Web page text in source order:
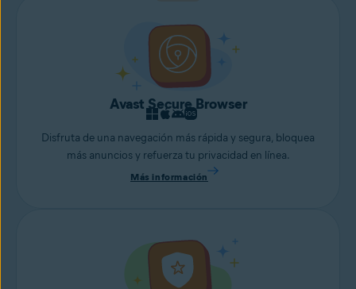
Avast Secure Browser
Disfruta de una navegación más rápida y segura, bloquea
más anuncios y refuerza tu privacidad en línea.
Más información